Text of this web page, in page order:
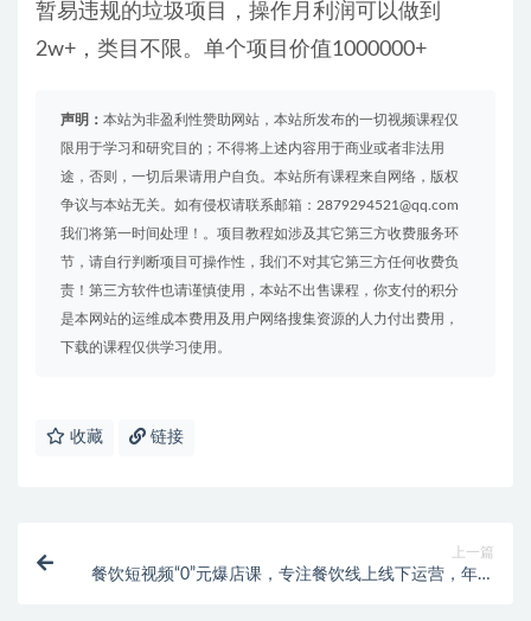
暂易违规的垃圾项目，操作月利润可以做到
2w+，类目不限。单个项目价值1000000+
声明： 本站为非盈利性赞助网站，本站所发布的一切视频课程仅
限用于学习和研究目的；不得将上述内容用于商业或者非法用
途，否则，一切后果请用户自负。本站所有课程来自网络，版权
争议与本站无关。如有侵权请联系邮箱：2879294521@qq.com
我们将第一时间处理！。项目教程如涉及其它第三方收费服务环
节，请自行判断项目可操作性，我们不对其它第三方任何收费负
责！第三方软件也请谨慎使用，本站不出售课程，你支付的积分
是本网站的运维成本费用及用户网络搜集资源的人力付出费用，
下载的课程仅供学习使用。
收藏 链接
上一篇
餐饮短视频“0”元爆店课，专注餐饮线上线下运营，年入